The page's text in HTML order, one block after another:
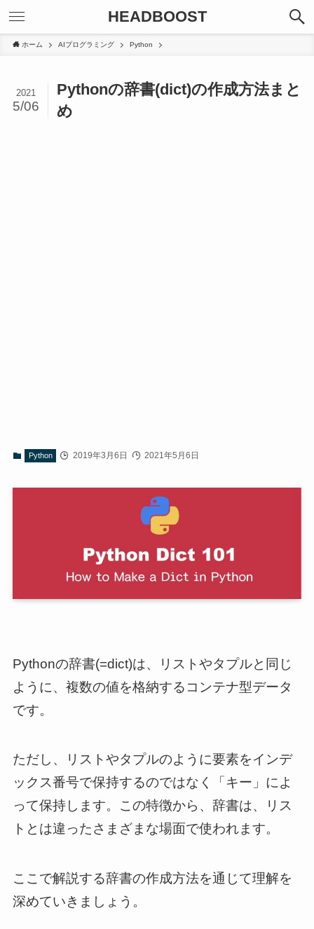
HEADBOOST
ホーム AIプログラミング Python
Pythonの辞書(dict)の作成方法まと
め
2021
5/06
Python 2019年3月6日 2021年5月6日
Pythonの辞書(=dict)は、リストやタプルと同じ
ように、複数の値を格納するコンテナ型データ
です。
ただし、リストやタプルのように要素をインデ
ックス番号で保持するのではなく「キー」によ
って保持します。この特徴から、辞書は、リス
トとは違ったさまざまな場面で使われます。
ここで解説する辞書の作成方法を通じて理解を
深めていきましょう。